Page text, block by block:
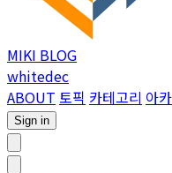
MIKI BLOG
whitedec
ABOUT 토픽 카테고리 아
Sign in